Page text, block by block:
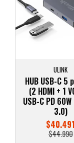
ULINK
HUB USB-C 5
(2 HDMI + 1
USB-C PD 60W
3.0)
$40.491
$44.990